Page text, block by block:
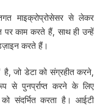
माइक्रोप्रोसेसर से लेकर
काम करते हैं, साथ ही उन्हें
करते हैं।
है, जो डेटा को संग्रहीत करने,
से पुनर्प्राप्त करने के लिए
संदर्भित करता है। आईटी